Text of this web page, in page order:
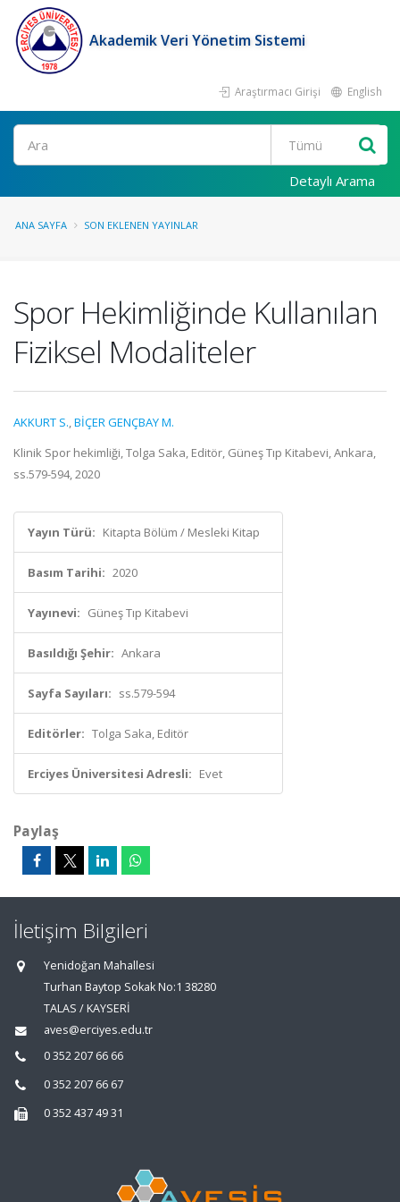
Akademik Veri Yönetim Sistemi
Araştırmacı Girişi English
Ara
Detaylı Arama
ANA SAYFA SON EKLENEN YAYINLAR
Spor Hekimliğinde Kullanılan
Fiziksel Modaliteler
AKKURT S.,BİÇER GENÇBAY M.
Klinik Spor hekimliği, Tolga Saka, Editör, Güneş Tıp Kitabevi, Ankara,
ss.579-594, 2020
Yayın Türü: Kitapta Bölüm / Mesleki Kitap
Basım Tarihi: 2020
Yayınevi: Güneş Tıp Kitabevi
Basıldığı Şehir: Ankara
Sayfa Sayıları: ss.579-594
Editörler: Tolga Saka, Editör
Erciyes Üniversitesi Adresli: Evet
Paylaş
İletişim Bilgileri
Yenidoğan Mahallesi
Turhan Baytop Sokak No:1 38280
TALAS / KAYSERİ
aves@erciyes.edu.tr
0 352 207 66 66
0 352 207 66 67
0 352 437 49 31